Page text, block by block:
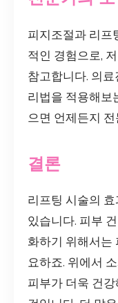
피지조절과 리프
적인 경험으로,
참고합니다. 의
리법을 적용해보
으면 언제든지
결론
리프팅 시술의
있습니다. 피부
화하기 위해서는
요하죠. 위에서
피부가 더욱 건